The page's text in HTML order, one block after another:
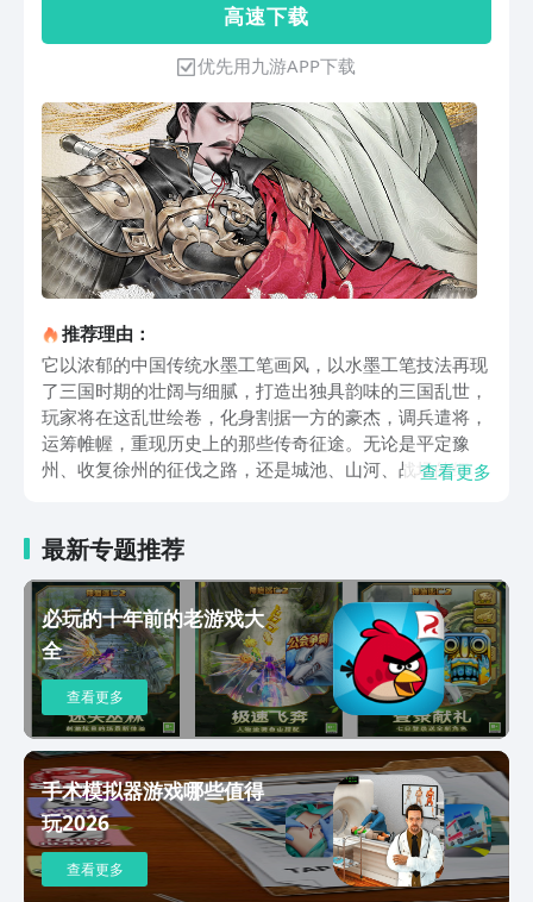
高 速 下 载
优先用九游APP下载
推荐理由：
它以浓郁的中国传统水墨工笔画风，以水墨工笔技法再现
了三国时期的壮阔与细腻，打造出独具韵味的三国乱世，
玩家将在这乱世绘卷，化身割据一方的豪杰，调兵遣将，
运筹帷幄，重现历史上的那些传奇征途。无论是平定豫
州、收复徐州的征伐之路，还是城池、山河、战场的细节
的视角亲历汉末风云。战棋玩法是游戏的核心，采用敌我
双方共通的合击系统，两名武将包夹敌人即可发动合击，
配合经典奇谋计策，打造变化莫测的战场局势。无论是火
烧连营、洪水灌城，还是奇兵突袭，都考验玩家的布局与
临场应变能力，让每一步行动都可能成为扭转乾坤的关
键。它还强化了单挑系统，让演义中的经典对决更加生动
可控。无论是温酒斩华雄的干脆利落，还是马超与许褚的
长久鏖战，玩家都可以亲自操控，制定属于自己的单挑战
术，感受短兵相接的热血与策略的智慧。三国望神州下载
地址就放在上面了，虽然眼下还没有正式推出，但最近刚
结束了一次测试，整体反馈挺不错，相信用不了多久就能
和大家见面了。游戏将美术、音乐、剧情与战棋策略完美
融合，为玩家呈现一个既有文化韵味，又具深度博弈的三
国世界，喜欢的快预约起来吧！
查看更多
最新专题推荐
必玩的十年前的老游戏大
全
查看更多
手术模拟器游戏哪些值得
玩2026
查看更多